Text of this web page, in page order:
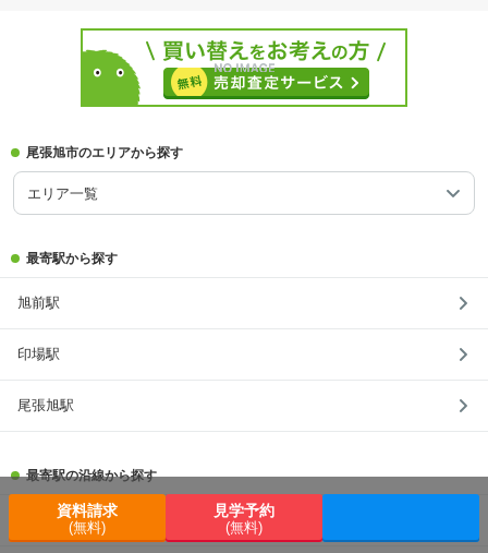
資料請求
(無料)
見学予約
(無料)
尾張旭市のエリアから探す
エリア一覧
最寄駅から探す
旭前駅
印場駅
尾張旭駅
最寄駅の沿線から探す
名鉄瀬戸線